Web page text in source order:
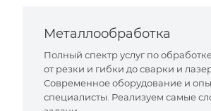
Металлообработка
Полный спектр услуг по
от резки и гибки до сварки и
Современное оборудование и
специалисты. Реализуем самые